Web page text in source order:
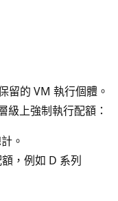
留的 VM 執行個體。
級上強制執行配額：
。
，例如 D 系列